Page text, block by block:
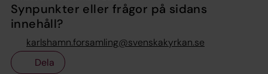
Synpunkter eller frågor på sidans
innehåll?
karlshamn.forsamling@svenskakyrkan.se
Dela